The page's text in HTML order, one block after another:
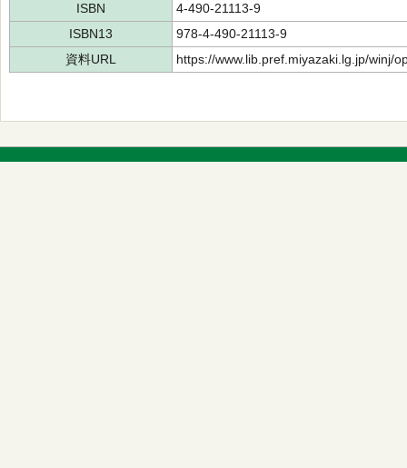
ISBN
4-490-21113-9
ISBN13
978-4-490-21113-9
資料URL
https://www.lib.pref.miyazaki.lg.jp/winj/